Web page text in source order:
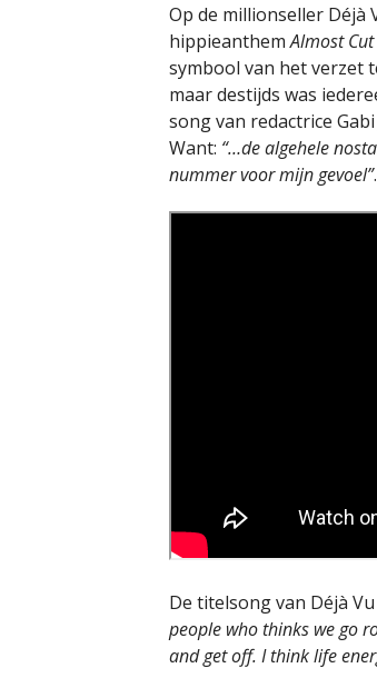
Op de millionseller Déjà
hippieanthemAlmost
symbool van het verzet
maar destijds was
song van redactrice
Want: “…de algehele
nummer voor mijn gevoel”.
De titelsong van Déjà
people who thinks we go
and get off. I think life